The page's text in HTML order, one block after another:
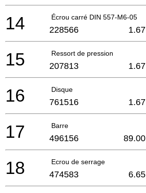
Écrou carré DIN 557-M6-05
14 228566 1.67
Ressort de pression
15 207813 1.67
Disque
16 761516 1.67
Barre
17 496156 89.00
Ecrou de serrage
18 474583 6.65